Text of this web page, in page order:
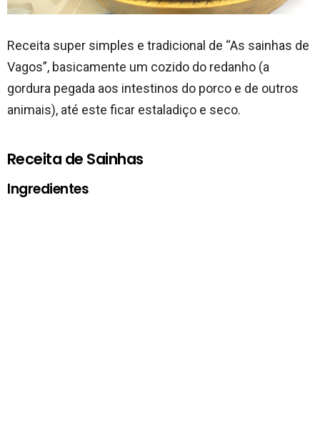
Receita super simples e tradicional de “As sainhas de
Vagos”, basicamente um cozido do redanho (a
gordura pegada aos intestinos do porco e de outros
animais), até este ficar estaladiço e seco.
Receita de Sainhas
Ingredientes